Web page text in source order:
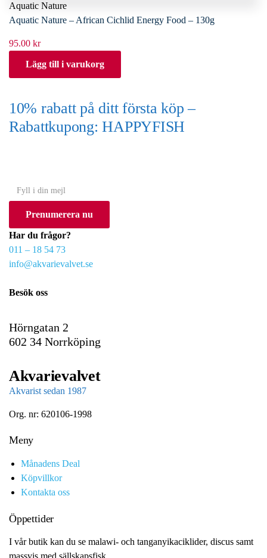
Aquatic Nature
Aquatic Nature – African Cichlid Energy Food – 130g
95.00 kr
Lägg till i varukorg
10% rabatt på ditt första köp –
Rabattkupong: HAPPYFISH
o
r
Prenumerera nu
Har du frågor?
011 – 18 54 73
info@akvarievalvet.se
Besök oss
Hörngatan 2
602 34 Norrköping
Akvarievalvet
Akvarist sedan 1987
Org. nr: 620106-1998
Meny
Månadens Deal
Köpvillkor
Kontakta oss
Öppettider
I vår butik kan du se malawi- och tanganyikaciklider, discus samt